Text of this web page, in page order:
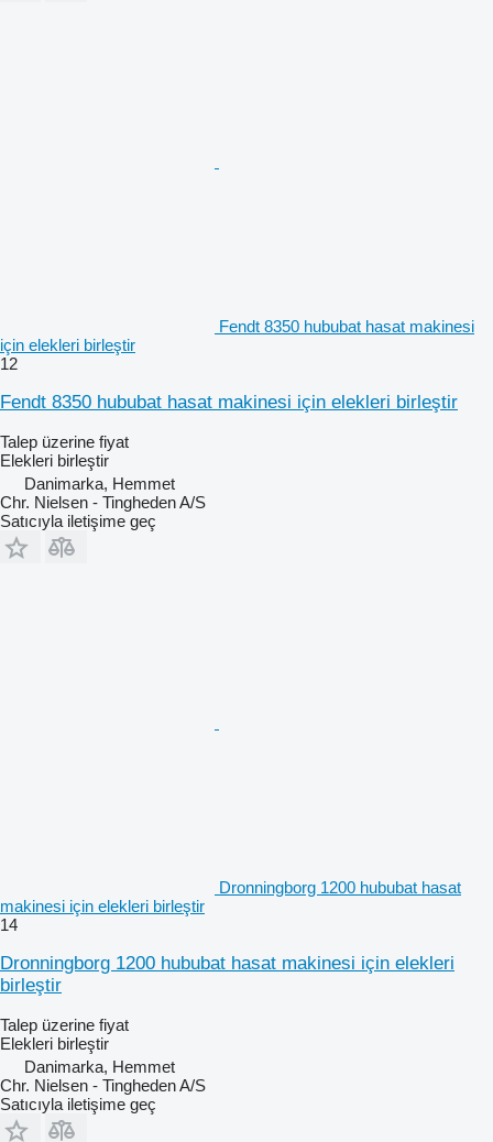
Fendt 8350 hububat hasat makinesi
için elekleri birleştir
12
Fendt 8350 hububat hasat makinesi için elekleri birleştir
Talep üzerine fiyat
Elekleri birleştir
Danimarka, Hemmet
Chr. Nielsen - Tingheden A/S
Satıcıyla iletişime geç
Dronningborg 1200 hububat hasat
makinesi için elekleri birleştir
14
Dronningborg 1200 hububat hasat makinesi için elekleri
birleştir
Talep üzerine fiyat
Elekleri birleştir
Danimarka, Hemmet
Chr. Nielsen - Tingheden A/S
Satıcıyla iletişime geç